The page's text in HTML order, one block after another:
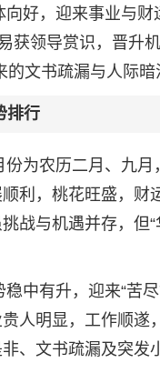
好，迎来事业与财
获领导赏识，晋升
的文书疏漏与人际
排行
为农历二月、九
利，桃花旺盛，
战与机遇并存，但
中有升，迎来“苦
人明显，工作顺遂
、文书疏漏及突